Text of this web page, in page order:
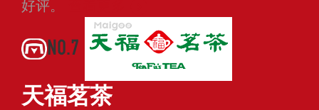
好评。
NO.7
天福茗茶